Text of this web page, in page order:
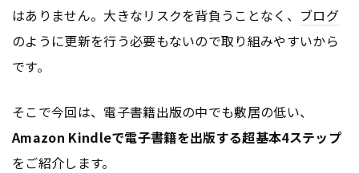
はありません。大きなリスクを背負うことなく、 ブログ
のように更新を行う必要もないので取り組みやすいから
です。
そこで今回は、電子書籍出版の中でも敷居の低い、
Amazon Kindleで電子書籍を出版する超基本4ステップ
をご紹介します。